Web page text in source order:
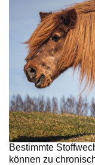
Bestimmte
können zu